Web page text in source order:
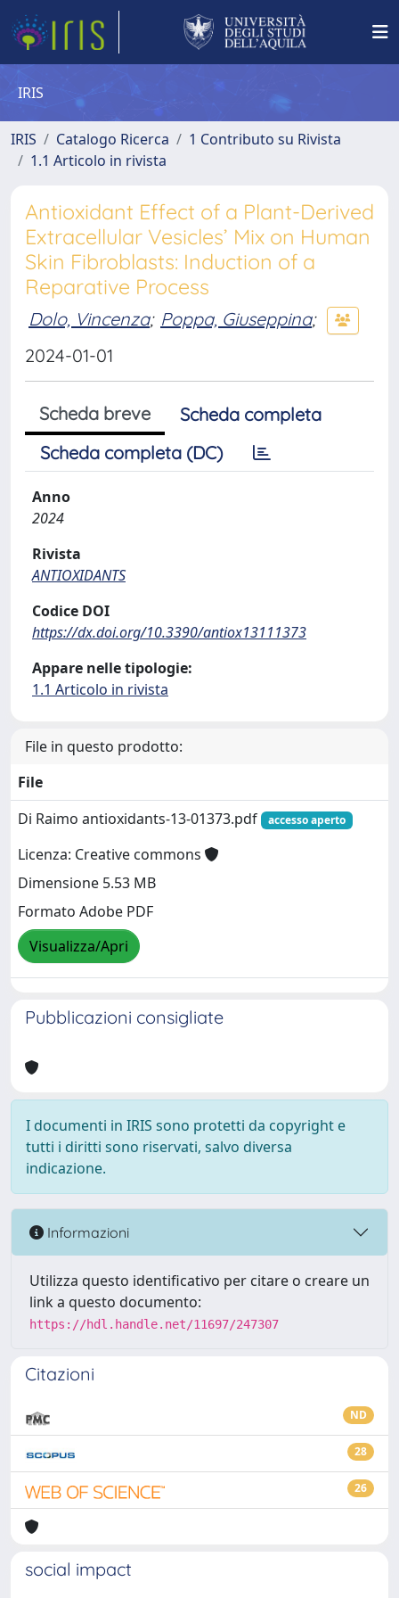
IRIS
IRIS Catalogo Ricerca
1 Contributo su Rivista
1.1 Articolo in rivista
Antioxidant Effect of a Plant-Derived
Extracellular Vesicles’ Mix on Human
Skin Fibroblasts: Induction of a
Reparative Process
Dolo, Vincenza; Poppa, Giuseppina;
2024-01-01
Scheda breve
Scheda completa
Scheda completa (DC)
Anno
2024
Rivista
ANTIOXIDANTS
Codice DOI
https://dx.doi.org/10.3390/antiox13111373
Appare nelle tipologie:
1.1 Articolo in rivista
File in questo prodotto:
File
Di Raimo antioxidants-13-01373.pdf
accesso aperto
Licenza: Creative commons
Dimensione 5.53 MB
Formato Adobe PDF
Visualizza/Apri
Pubblicazioni consigliate
I documenti in IRIS sono protetti da copyright e
tutti i diritti sono riservati, salvo diversa
indicazione.
Informazioni
Utilizza questo identificativo per citare o creare un
link a questo documento:
https://hdl.handle.net/11697/247307
Citazioni
ND
28
26
social impact